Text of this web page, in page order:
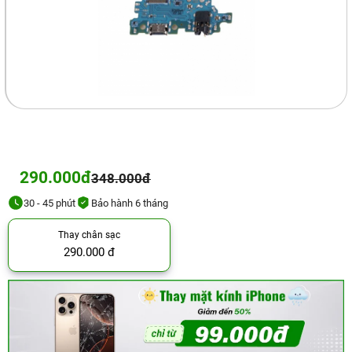
290.000đ348.000đ
30 - 45 phút Bảo hành 6 tháng
Thay chân sạc
290.000 đ